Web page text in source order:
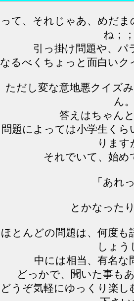
って、それじゃあ、めだ
ね；
引っ掛け問題や、パ
なるべくちょっと面白い
ただし変な意地悪クイズ
ん
答えはちゃん
問題によっては小学生く
ります
それでいて、始め
「あれ
とかなった
ほとんどの問題は、何度
しょう
中には相当、有名な
どっかで、聞いた事も
どうぞ気軽にゆっくり楽